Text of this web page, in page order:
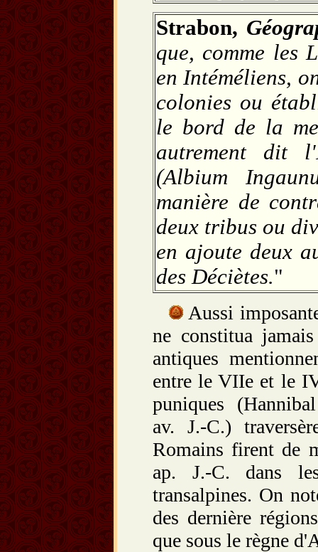
Strabon,
que, comme les
en Intéméliens,
colonies ou
le bord de la
autrement dit
(Albium
manière de
deux tribus ou
en ajoute deux
des Déciètes."
Aussi
ne constitua
antiques
entre le VIIe et le
puniques
av. J.‑C.)
Romains firent de
ap. J.‑C. dans
transalpines. On
des dernière
que sous le règne